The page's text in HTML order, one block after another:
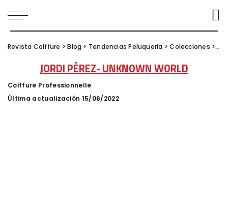
Revista Coiffure >Blog > Tendencias Peluquería >Colecciones >
JORDI PÉREZ- UNKNOWN WORLD
Posted
by
Coiffure Professionnelle
Última actualización 15/06/2022